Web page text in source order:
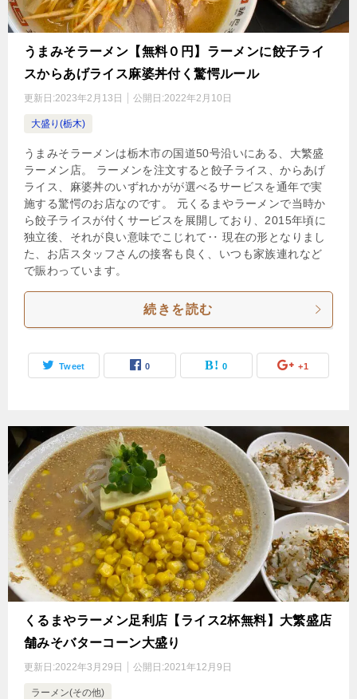
うまみそラーメン【無料０円】ラーメンに餃子ライ
スからあげライス麻婆丼付く驚愕ルール
更新日:2023年2月13日 公開日:2022年2月10日
大盛り(栃木)
うまみそラーメンは栃木市の国道50号沿いにある、大繁盛
ラーメン店。 ラーメンを注文すると餃子ライス、からあげ
ライス、麻婆丼のいずれかがが選べるサービスを通年で実
施する驚愕のお店なのです。 元くるまやラーメンで当時か
ら餃子ライスが付くサービスを展開しており、2015年頃に
独立後、それが良い意味でこじれて‥ 現在の形となりまし
た、お店スタッフさんの接客も良く、いつも家族連れなど
で賑わっています。
続きを読む
Tweet 0 0 +1
くるまやラーメン足利店【ライス2杯無料】大繁盛店
舗みそバターコーン大盛り
更新日:2022年3月29日 公開日:2021年12月9日
ラーメン(その他)